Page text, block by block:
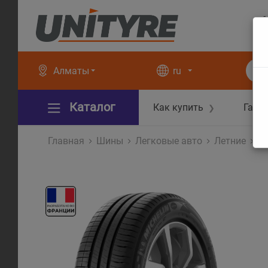
Алматы ru
Каталог Как купить ❯
Главная Шины Легковые авто Летние